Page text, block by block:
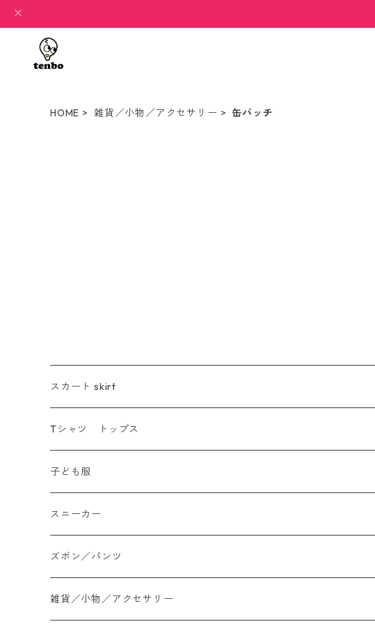
HOME 雑貨／小物／アクセサリー 缶バッチ
スカート skirt
Tシャツ トップス
Tシャツ
シャツ
大きいサイズ
ロングTシャツ
子ども服
スニーカー
ズボン／パンツ
雑貨／小物／アクセサリー